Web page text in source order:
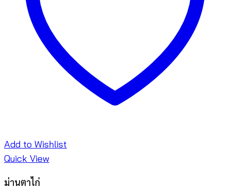
Add to Wishlist
Quick View
ม่านตาไก่